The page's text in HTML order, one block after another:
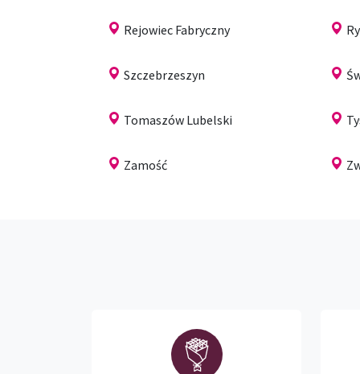
Rejowiec Fabryczny
Szczebrzeszyn
Tomaszów Lubelski
Zamość